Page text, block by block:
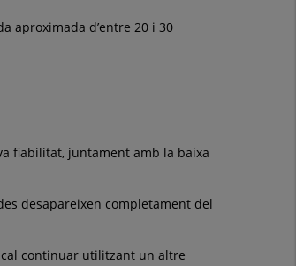
aproximada d’entre 20 i 30
fiabilitat, juntament amb la baixa
desapareixen completament del
cal continuar utilitzant un altre